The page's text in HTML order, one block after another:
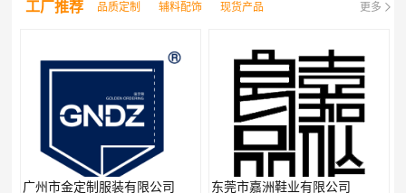
工厂推荐 品质定制 辅料配饰 现货产品 更多
广州市金定制服装有限公司 东莞市嘉洲鞋业有限公司